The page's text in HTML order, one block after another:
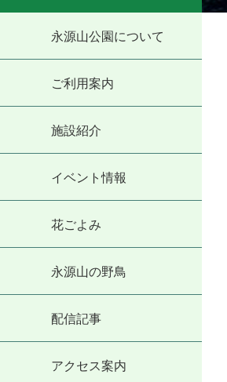
永源山公園について
ご利用案内
施設紹介
イベント情報
花ごよみ
永源山の野鳥
配信記事
アクセス案内